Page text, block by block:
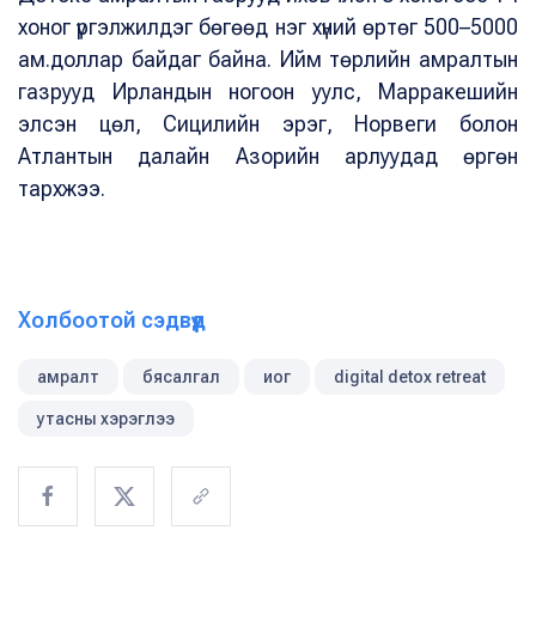
хоног үргэлжилдэг бөгөөд нэг хүний өртөг 500–5000
ам.доллар байдаг байна. Ийм төрлийн амралтын
газрууд Ирландын ногоон уулс, Марракешийн
элсэн цөл, Сицилийн эрэг, Норвеги болон
Атлантын далайн Азорийн арлуудад өргөн
тархжээ.
Холбоотой сэдвүүд
амралт бясалгал иог digital detox retreat
утасны хэрэглээ